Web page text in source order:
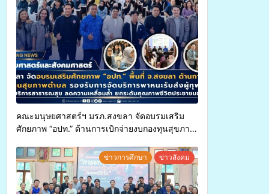
คณะมนุษยศาสตร์ฯ มรภ.สงขลา จัดอบรมเสริม
ศักยภาพ “อปท.” ด้านการเบิกจ่ายงบกองทุนสุขภาพ
ทุพพลภาพเพื่อเข้ารับบริการสาธารณสุข ลดความ
เหลื่อมล้ำ ยกระดับคุณภาพชีวิตประชาชนอย่าง
ยั่งยืน
ข่าวการศึกษา ข่าวสังคม